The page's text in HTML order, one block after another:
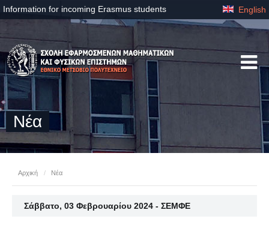
Information for incoming Erasmus students English
Νέα
Αρχική / Νέα
Σάββατο, 03 Φεβρουαρίου 2024 - ΣΕΜΦΕ